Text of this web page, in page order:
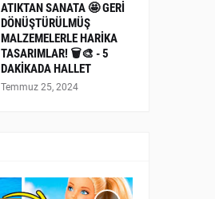
ATIKTAN SANATA 🤩 GERİ
DÖNÜŞTÜRÜLMÜŞ
MALZEMELERLE HARİKA
TASARIMLAR! 🗑️🎨 - 5
DAKİKADA HALLET
Temmuz 25, 2024